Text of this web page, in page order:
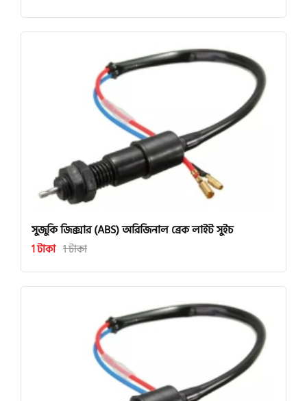
সুজুকি জিক্সার (ABS) অরিজিনাল ব্রেক লাইট সুইচ
1 টাকা 1 টাকা